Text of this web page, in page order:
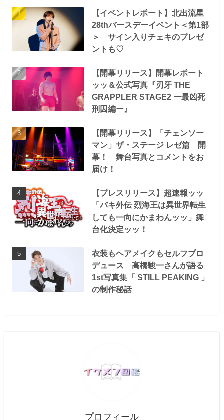
【イベントレポート】北出流星
28thバースデーイベント＜第1部
＞ サイン入りチェキのプレゼ
ントも♡
【開幕リリース】開幕レポート
ッッ＆公式写真『刃牙 THE
GRAPPLER STAGE2 ー最凶死
刑囚編ー』
【開幕リリース】「チェンソー
マン」ザ・ステージ レゼ篇 開
幕！ 舞台写真とコメントをお
届け！
【プレスリリース】超速報ッッ
「バキ外伝 烈海王は異世界転生
しても一向にかまわんッッ」舞
台化決定ッッ！
衣装もヘアメイクもセルフプロ
デュース 高橋駿一さんが語る
1st写真集「 STILL PEAKING 」
の制作秘話
プロフィール